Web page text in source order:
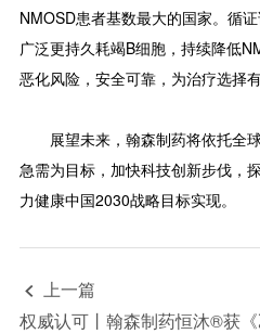
NMOSD患者基数最大的国家。循
广泛更持久耗竭B细胞，持续降低
恶化风险，安全可靠，为治疗选择
展望未来，翰森制药将依托全
急需为目标，加快科技创新步伐，
力健康中国2030战略目标实现。
 上一篇